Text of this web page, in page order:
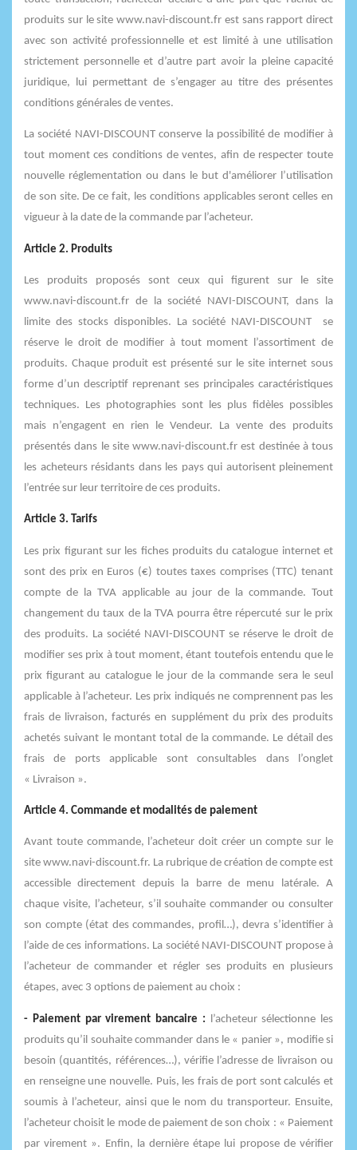
produits sur le site www.navi-discount.fr est sans rapport direct
avec son activité professionnelle et est limité à une utilisation
strictement personnelle et d’autre part avoir la pleine capacité
juridique, lui permettant de s’engager au titre des présentes
conditions générales de ventes.
La société NAVI-DISCOUNT conserve la possibilité de modifier à
tout moment ces conditions de ventes, afin de respecter toute
nouvelle réglementation ou dans le but d'améliorer l’utilisation
de son site. De ce fait, les conditions applicables seront celles en
vigueur à la date de la commande par l’acheteur.
Article 2. Produits
Les produits proposés sont ceux qui figurent sur le site
www.navi-discount.fr de la société NAVI-DISCOUNT, dans la
limite des stocks disponibles. La société NAVI-DISCOUNT se
réserve le droit de modifier à tout moment l’assortiment de
produits. Chaque produit est présenté sur le site internet sous
forme d’un descriptif reprenant ses principales caractéristiques
techniques. Les photographies sont les plus fidèles possibles
mais n’engagent en rien le Vendeur. La vente des produits
présentés dans le site www.navi-discount.fr est destinée à tous
les acheteurs résidants dans les pays qui autorisent pleinement
l’entrée sur leur territoire de ces produits.
Article 3. Tarifs
Les prix figurant sur les fiches produits du catalogue internet et
sont des prix en Euros (€) toutes taxes comprises (TTC) tenant
compte de la TVA applicable au jour de la commande. Tout
changement du taux de la TVA pourra être répercuté sur le prix
des produits. La société NAVI-DISCOUNT se réserve le droit de
modifier ses prix à tout moment, étant toutefois entendu que le
prix figurant au catalogue le jour de la commande sera le seul
applicable à l’acheteur. Les prix indiqués ne comprennent pas les
frais de livraison, facturés en supplément du prix des produits
achetés suivant le montant total de la commande. Le détail des
frais de ports applicable sont consultables dans l’onglet
« Livraison ».
Article 4. Commande et modalités de paiement
Avant toute commande, l’acheteur doit créer un compte sur le
site www.navi-discount.fr. La rubrique de création de compte est
accessible directement depuis la barre de menu latérale. A
chaque visite, l’acheteur, s’il souhaite commander ou consulter
son compte (état des commandes, profil…), devra s’identifier à
l’aide de ces informations. La société NAVI-DISCOUNT propose à
l’acheteur de commander et régler ses produits en plusieurs
étapes, avec 3 options de paiement au choix :
- Paiement par virement bancaire : l’acheteur sélectionne les
produits qu’il souhaite commander dans le « panier », modifie si
besoin (quantités, références…), vérifie l’adresse de livraison ou
en renseigne une nouvelle. Puis, les frais de port sont calculés et
soumis à l’acheteur, ainsi que le nom du transporteur. Ensuite,
l’acheteur choisit le mode de paiement de son choix : « Paiement
par virement ». Enfin, la dernière étape lui propose de vérifier